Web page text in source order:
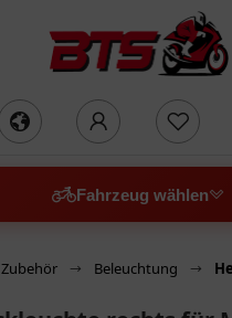
Fahrzeug wählen
Zubehör Beleuchtung